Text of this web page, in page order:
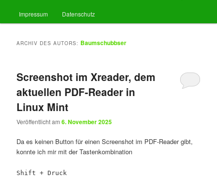
primären
sekundären
Impressum Datenschutz
ARCHIV DES AUTORS: Baumschubbser
Screenshot im Xreader, dem
aktuellen PDF-Reader in
Linux Mint
Veröffentlicht am6. November 2025
Da es keinen Button für einen Screenshot im PDF-Reader gibt,
konnte ich mir mit der Tastenkombination
Shift + Druck